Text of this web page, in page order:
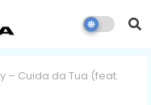
– Cuida da Tua (feat.